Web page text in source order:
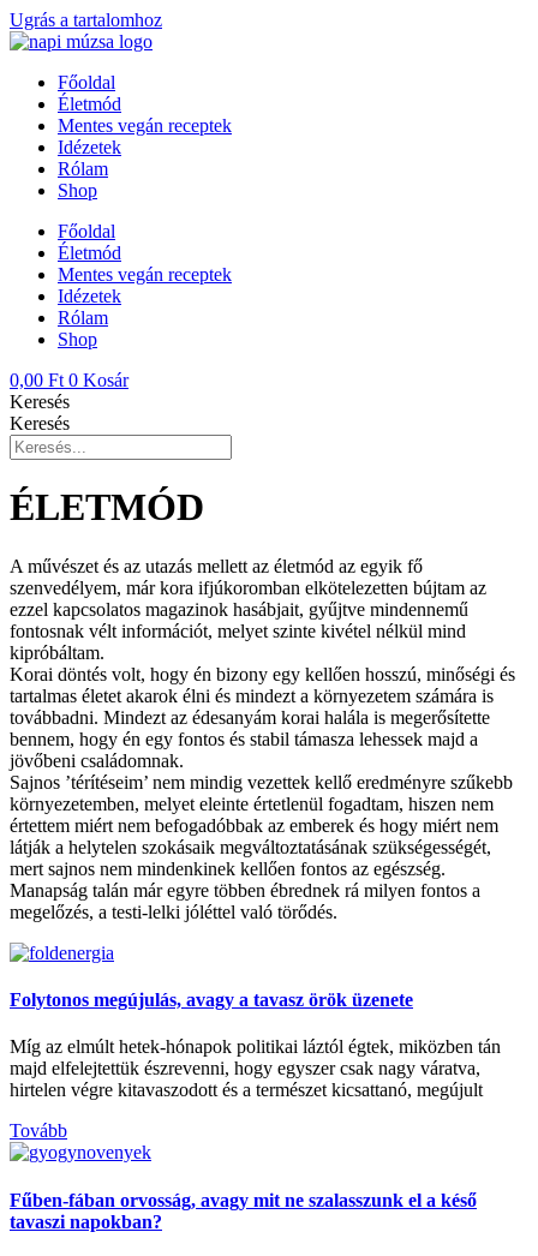
Ugrás a tartalomhoz
Főoldal
Életmód
Mentes vegán receptek
Idézetek
Rólam
Shop
Főoldal
Életmód
Mentes vegán receptek
Idézetek
Rólam
Shop
0,00 Ft 0 Kosár
Keresés
Keresés
ÉLETMÓD
A művészet és az utazás mellett az életmód az egyik fő
szenvedélyem, már kora ifjúkoromban elkötelezetten bújtam az
ezzel kapcsolatos magazinok hasábjait, gyűjtve mindennemű
fontosnak vélt információt, melyet szinte kivétel nélkül mind
kipróbáltam.
Korai döntés volt, hogy én bizony egy kellően hosszú, minőségi és
tartalmas életet akarok élni és mindezt a környezetem számára is
továbbadni. Mindezt az édesanyám korai halála is megerősítette
bennem, hogy én egy fontos és stabil támasza lehessek majd a
jövőbeni családomnak.
Sajnos ’térítéseim’ nem mindig vezettek kellő eredményre szűkebb
környezetemben, melyet eleinte értetlenül fogadtam, hiszen nem
értettem miért nem befogadóbbak az emberek és hogy miért nem
látják a helytelen szokásaik megváltoztatásának szükségességét,
mert sajnos nem mindenkinek kellően fontos az egészség.
Manapság talán már egyre többen ébrednek rá milyen fontos a
megelőzés, a testi-lelki jóléttel való törődés.
Folytonos megújulás, avagy a tavasz örök üzenete
Míg az elmúlt hetek-hónapok politikai láztól égtek, miközben tán
majd elfelejtettük észrevenni, hogy egyszer csak nagy váratva,
hirtelen végre kitavaszodott és a természet kicsattanó, megújult
Tovább
Fűben-fában orvosság, avagy mit ne szalasszunk el a késő
tavaszi napokban?